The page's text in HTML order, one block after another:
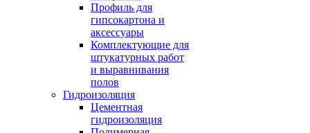
Профиль для
гипсокартона и
аксессуары
Комплектующие для
штукатурных работ
и выравнивания
полов
Гидроизоляция
Цементная
гидроизоляция